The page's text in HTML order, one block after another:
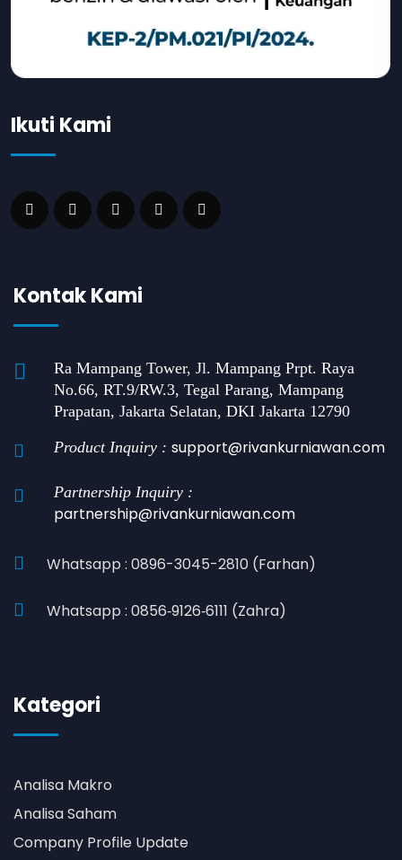
Ikuti Kami
Kontak Kami
Ra Mampang Tower, Jl. Mampang Prpt. Raya
No.66, RT.9/RW.3, Tegal Parang, Mampang
Prapatan, Jakarta Selatan, DKI Jakarta 12790
Product Inquiry : support@rivankurniawan.com
Partnership Inquiry :
partnership@rivankurniawan.com
Whatsapp : 0896-3045-2810 (Farhan)
Whatsapp : 0856‑9126‑6111 (Zahra)
Kategori
Analisa Makro
Analisa Saham
Company Profile Update